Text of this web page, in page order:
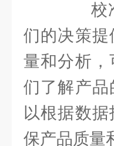
校准
们的决策
量和分析
们了解产
以根据数
保产品质量